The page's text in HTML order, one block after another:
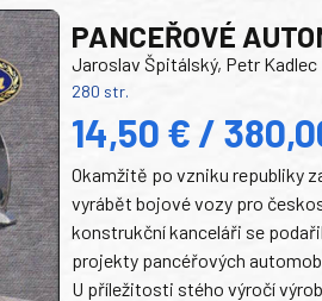
PANCEŘOVÉ
Jaroslav Špitálský, Petr Kadlec
280 str.
14,50 € /
Okamžitě po vzniku republiky
vyrábět bojové vozy pro
konstrukční kanceláři se
projekty pancéřových
U příležitosti stého výročí